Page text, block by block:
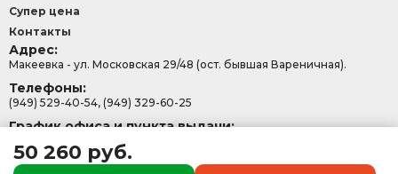
50 260 руб.
Супер цена
Контакты
Адрес:
Макеевка - ул. Московская 29/48 (ост. бывшая Вареничная).
Телефоны:
(949) 529-40-54, (949) 329-60-25
График офиса и пункта выдачи: